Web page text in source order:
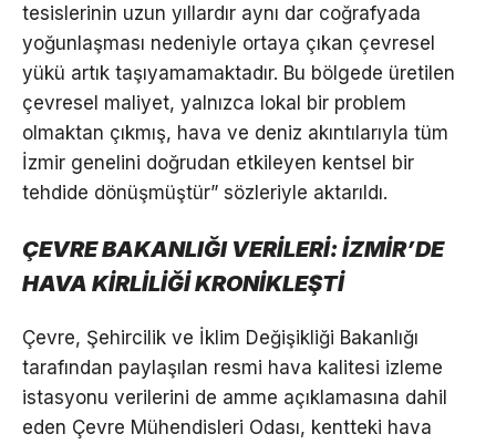
tesislerinin uzun yıllardır aynı dar coğrafyada
yoğunlaşması nedeniyle ortaya çıkan çevresel
yükü artık taşıyamamaktadır. Bu bölgede üretilen
çevresel maliyet, yalnızca lokal bir problem
olmaktan çıkmış, hava ve deniz akıntılarıyla tüm
İzmir genelini doğrudan etkileyen kentsel bir
tehdide dönüşmüştür” sözleriyle aktarıldı.
ÇEVRE BAKANLIĞI VERİLERİ: İZMİR’DE
HAVA KİRLİLİĞİ KRONİKLEŞTİ
Çevre, Şehircilik ve İklim Değişikliği Bakanlığı
tarafından paylaşılan resmi hava kalitesi izleme
istasyonu verilerini de amme açıklamasına dahil
eden Çevre Mühendisleri Odası, kentteki hava